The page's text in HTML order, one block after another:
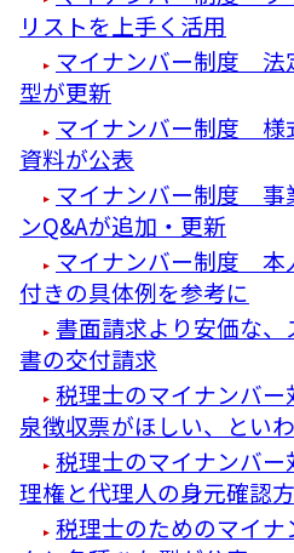
リストを上手く活用
マイナンバー制度 法
型が更新
マイナンバー制度 様
資料が公表
マイナンバー制度 事
ンQ&Aが追加・更新
マイナンバー制度 本
付きの具体例を参考に
書面請求より安価な
書の交付請求
税理士のマイナンバ
泉徴収票がほしい、とい
税理士のマイナンバ
理権と代理人の身元確認
税理士のためのマイ